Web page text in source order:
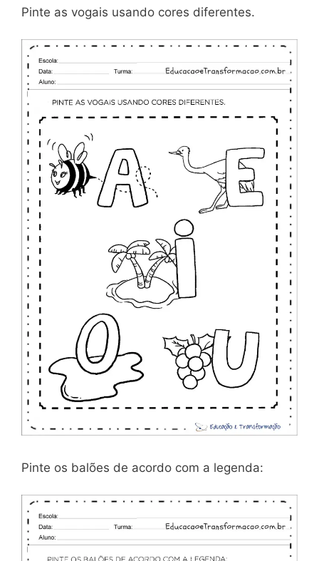
Pinte as vogais usando cores diferentes.
Pinte os balões de acordo com a legenda: